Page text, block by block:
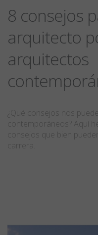
8 consejos
arquitecto
arquitectos
¿Qué consejos nos
contemporáneos? Aquí
consejos que bien
carrera.